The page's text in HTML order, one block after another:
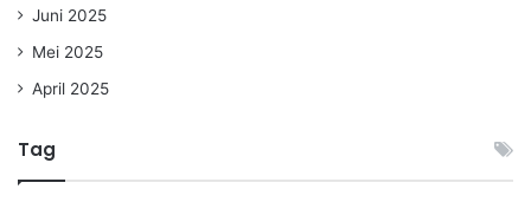
Juni 2025
Mei 2025
April 2025
Tag